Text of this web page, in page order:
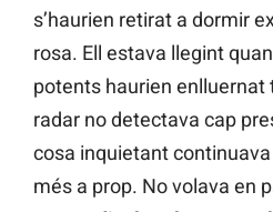
s’haurien retirat a dormir
rosa. Ell estava llegint
potents haurien enlluernat
radar no detectava cap
cosa inquietant
més a prop. No volava en